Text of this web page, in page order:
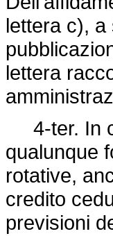
lettera c),
lettera
4-ter. In
qualunque
rotative,
credito
previsioni